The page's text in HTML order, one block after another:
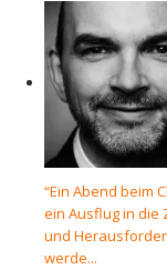
“Ein Abend beim
ein Ausflug in die
und
werde...